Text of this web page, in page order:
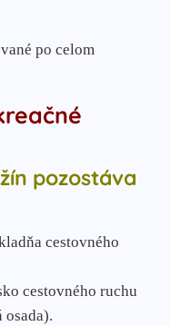
po celom
pozostáva
cestovného
cestovného ruchu
osada).